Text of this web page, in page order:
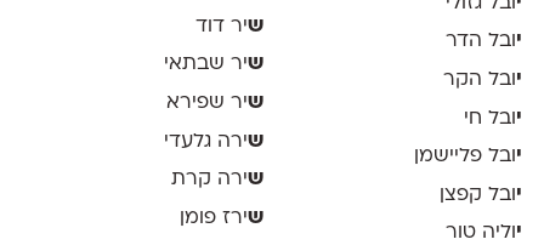
יובל הדר
י ובל הקר
י ובל חי
יובל פליישמן
י ובל קפצן
יוליה טור
שיר דוד
שיר שבתאי
שיר שפירא
שירה גלעדי
שירה קרת
שירז פומן